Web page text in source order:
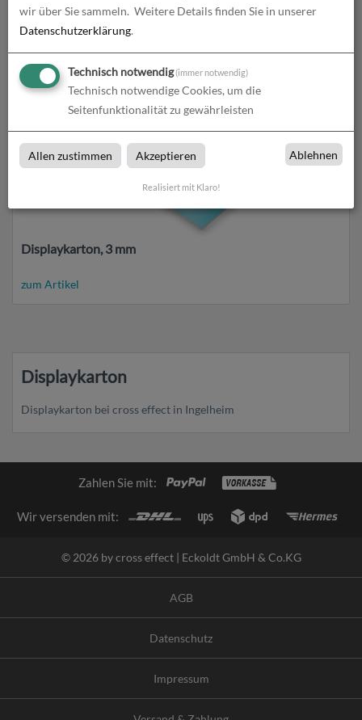
Displaykarton, 2 mm
zum Artikel
Displaykarton, 3 mm
zum Artikel
Displaykarton
Displaykarton bei cross effect in Ingelheim
Zahlen Sie mit:
Wir versenden mit:
© 2026 by cross effect | Eckoldt GmbH & Co.KG
AGB
Datenschutz
Impressum
wir über Sie sammeln. Weitere Details finden Sie in unserer
Datenschutzerklärung.
Technisch notwendig(immer notwendig)
Technisch notwendige Cookies, um die
Seitenfunktionalität zu gewährleisten
Allen zustimmen Akzeptieren Ablehnen
Realisiert mit Klaro!